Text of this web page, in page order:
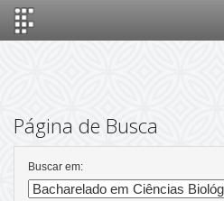
Página de Busca
Buscar em: